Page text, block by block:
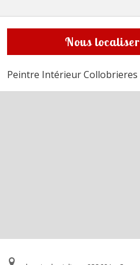
Nous localiser
Peintre Intérieur Collobrieres